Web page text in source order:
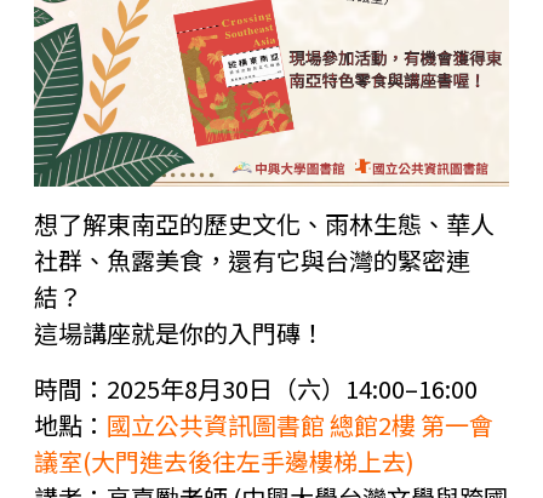
想了解東南亞的歷史文化、雨林生態、華人
社群、魚露美食，還有它與台灣的緊密連
結？
這場講座就是你的入門磚！
時間：2025年8月30日（六）14:00–16:00
地點： 國立公共資訊圖書館 總館2樓 第一會
議室(大門進去後往左手邊樓梯上去)